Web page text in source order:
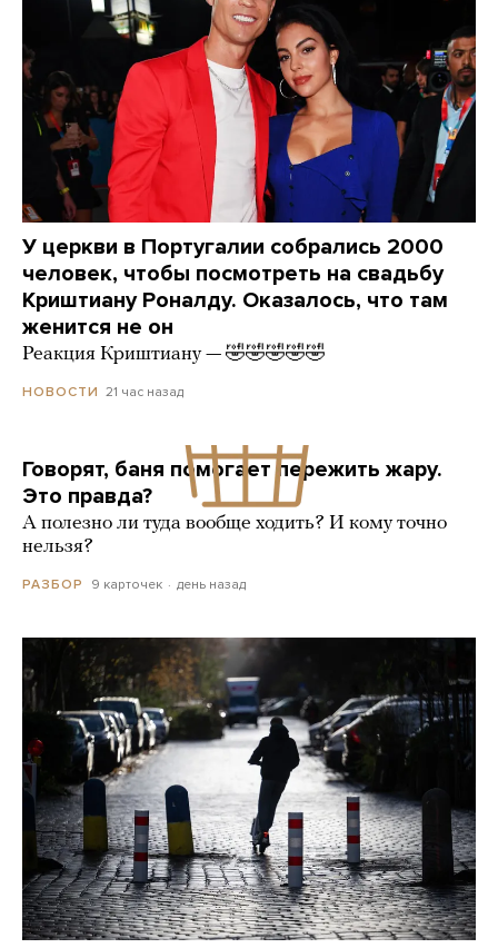
У церкви в Португалии собрались 2000
человек, чтобы посмотреть на свадьбу
Криштиану Роналду. Оказалось, что там
женится не он
Реакция Криштиану — 🤣🤣🤣🤣🤣
НОВОСТИ 21 час назад
Говорят, баня помогает пережить жару.
Это правда?
А полезно ли туда вообще ходить? И кому точно
нельзя?
РАЗБОР 9 карточек день назад